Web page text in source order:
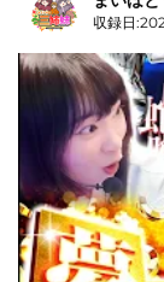
収録日